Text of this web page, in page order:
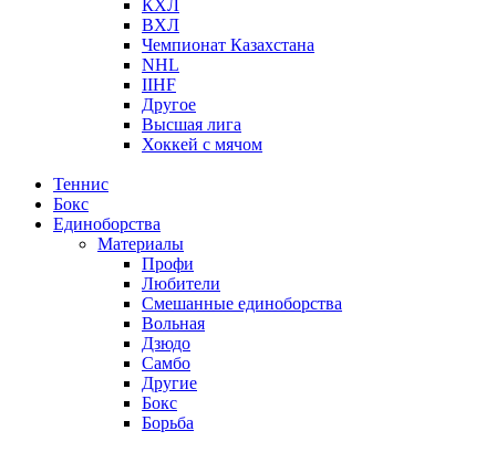
КХЛ
ВХЛ
Чемпионат Казахстана
NHL
IIHF
Другое
Высшая лига
Хоккей с мячом
Теннис
Бокс
Единоборства
Материалы
Профи
Любители
Смешанные единоборства
Вольная
Дзюдо
Самбо
Другие
Бокс
Борьба